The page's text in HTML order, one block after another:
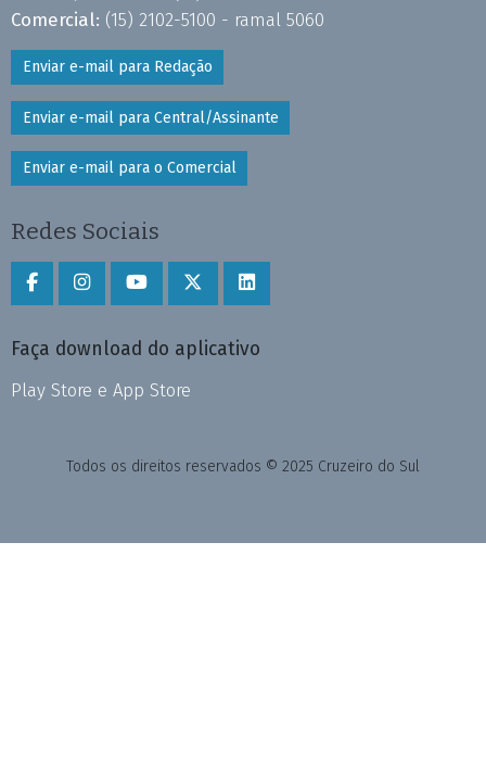
Comercial: (15) 2102-5100 - ramal 5060
Enviar e-mail para Redação
Enviar e-mail para Central/Assinante
Enviar e-mail para o Comercial
Redes Sociais
Faça download do aplicativo
Play Store e App Store
Todos os direitos reservados © 2025 Cruzeiro do Sul